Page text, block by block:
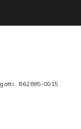
, B62885-0015